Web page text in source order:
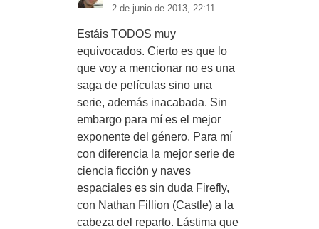
2 de junio de 2013, 22:11
Estáis TODOS muy
equivocados. Cierto es que lo
que voy a mencionar no es una
saga de películas sino una
serie, además inacabada. Sin
embargo para mí es el mejor
exponente del género. Para mí
con diferencia la mejor serie de
ciencia ficción y naves
espaciales es sin duda Firefly,
con Nathan Fillion (Castle) a la
cabeza del reparto. Lástima que